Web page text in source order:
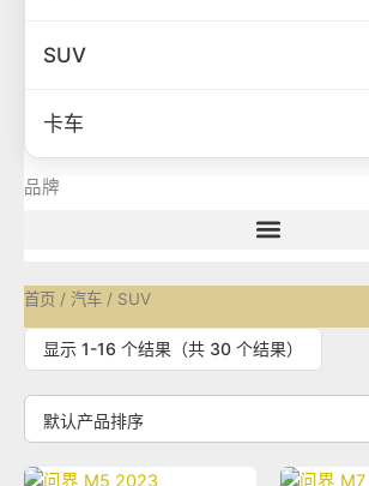
SUV
卡车
品牌
首页 / 汽车 / SUV
显示 1-16 个结果（共 30 个结果）